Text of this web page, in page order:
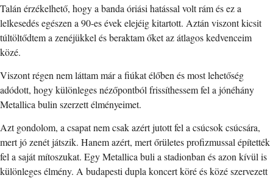
Talán érzékelhető, hogy a banda óriási hatással volt rám és ez a
lelkesedés egészen a 90-es évek elejéig kitartott. Aztán viszont kicsit
túltöltődtem a zenéjükkel és beraktam őket az átlagos kedvenceim
közé.
Viszont régen nem láttam már a fiúkat élőben és most lehetőség
adódott, hogy különleges nézőpontból frissíthessem fel a jónéhány
Metallica bulin szerzett élményeimet.
Azt gondolom, a csapat nem csak azért jutott fel a csúcsok csúcsára,
mert jó zenét játszik. Hanem azért, mert őrületes profizmussal építették
fel a saját mítoszukat. Egy Metallica buli a stadionban és azon kívül is
különleges élmény. A budapesti dupla koncert köré és közé szervezett